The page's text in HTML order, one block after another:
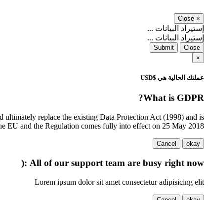
×
Close
إستيراد البيانات ...
إستيراد البيانات ...
Close
Submit
×
عملتك الحالية هي $USD
What is GDPR?
replace the existing Data Protection Act (1998) and is
EU and the Regulation comes fully into effect on 25 May 2018.
okay
Cancel
All of our support team are busy right now :(
Lorem ipsum dolor sit amet consectetur adipisicing elit